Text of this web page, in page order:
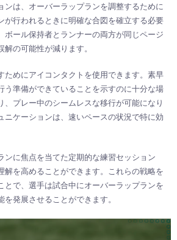
ンは、オーバーラップランを調整するために
が行われるときに明確な合図を確立する必要
ボール保持者とランナーの両方が同じページ
の可能性が減ります。
ためにアイコンタクトを使用できます。素早
う準備ができていることを示すのに十分な場
、プレー中のシームレスな移行が可能になり
ニケーションは、速いペースの状況で特に効
ンに焦点を当てた定期的な練習セッション
解を高めることができます。これらの戦略を
とで、選手は試合中にオーバーラップランを
発展させることができます。